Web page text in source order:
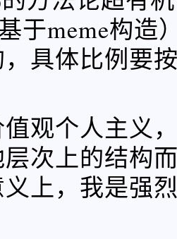
于meme构造
具体比例要
观个人主义
次上的结构
上，我是强